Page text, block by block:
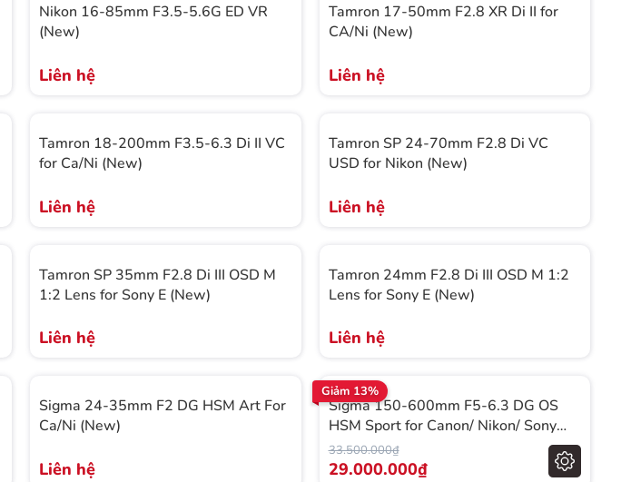
Nikon 16-85mm F3.5-5.6G ED VR
(New)
Liên hệ
Tamron 17-50mm F2.8 XR Di II for
CA/Ni (New)
Liên hệ
Tamron 18-200mm F3.5-6.3 Di II VC
for Ca/Ni (New)
Liên hệ
Tamron SP 24-70mm F2.8 Di VC
USD for Nikon (New)
Liên hệ
Tamron SP 35mm F2.8 Di III OSD M
1:2 Lens for Sony E (New)
Liên hệ
Tamron 24mm F2.8 Di III OSD M 1:2
Lens for Sony E (New)
Liên hệ
Sigma 24-35mm F2 DG HSM Art For
Ca/Ni (New)
Liên hệ
Giảm 13%
Sigma 150-600mm F5-6.3 DG OS
HSM Sport for Canon/ Nikon/ Sony
(New)
33.500.000₫
29.000.000₫